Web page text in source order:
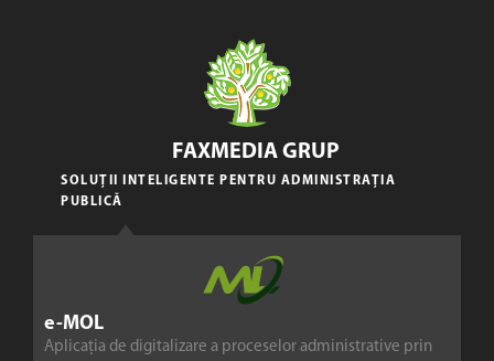
e-MOL
Aplicația de digitalizare a proceselor administrative prin
FAXMEDIA GRUP
SOLUȚII INTELIGENTE PENTRU ADMINISTRAȚIA
PUBLICĂ